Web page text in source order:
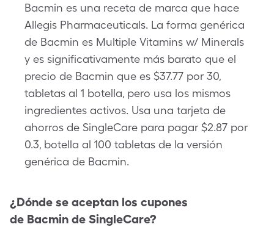
Bacmin es una receta de marca que hace
Allegis Pharmaceuticals. La forma genérica
de Bacmin es Multiple Vitamins w/ Minerals
y es significativamente más barato que el
precio de Bacmin que es $37.77 por 30,
tabletas al 1 botella, pero usa los mismos
ingredientes activos. Usa una tarjeta de
ahorros de SingleCare para pagar $2.87 por
0.3, botella al 100 tabletas de la versión
genérica de Bacmin.
¿Dónde se aceptan los cupones
de Bacmin de SingleCare?